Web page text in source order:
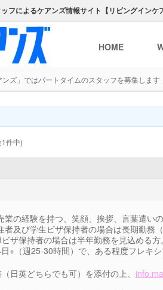
フによるケアンズ情報サイト【リビングインケ
HOME
ンズ」ではパートタイムのスタッフを募集します
件中)
の経験を持つ、笑顔、挨拶、言葉遣いの
及び学生ビザ保持者の場合は長期勤務（
ザ保持者の場合は半年勤務を見込める方。
+（週25-30時間）で、ある程度フレキシ
日英どちらでも可）を添付の上、